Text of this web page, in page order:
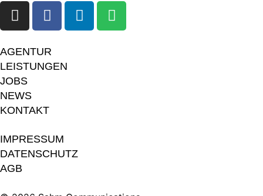
AGENTUR
LEISTUNGEN
JOBS
NEWS
KONTAKT
IMPRESSUM
DATENSCHUTZ
AGB